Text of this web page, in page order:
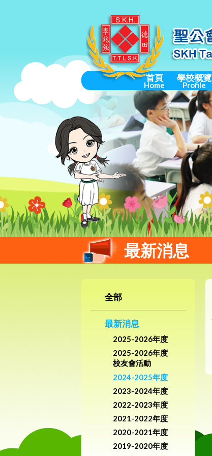
首頁
Home
學校概覽
Profile
最新消息
全部
最新消息
2025-2026年度
2025-2026年度
校友會活動
2024-2025年度
2023-2024年度
2022-2023年度
2021-2022年度
2020-2021年度
2019-2020年度